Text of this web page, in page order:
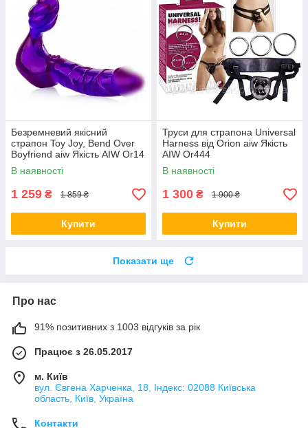
Безремневий якісний
страпон Toy Joy, Bend Over
Boyfriend aiw Якість AIW Or14
В наявності
1 259 ₴ 1 859 ₴
Купити
Труси для страпона Universal
Harness від Orion aiw Якість
AIW Or444
В наявності
1 300 ₴ 1 900 ₴
Купити
Показати ще
Про нас
91% позитивних з 1003 відгуків за рік
Працює з 26.05.2017
м. Київ
вул. Євгена Харченка, 18, Індекс: 02088 Київська
область, Київ, Україна
Контакти